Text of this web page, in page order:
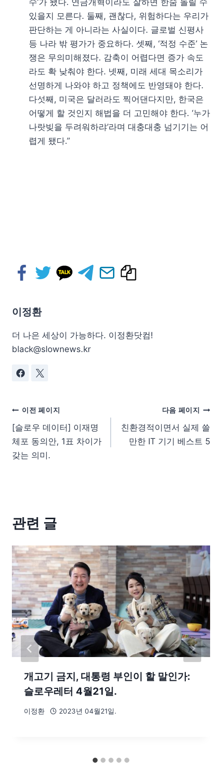
있을지 모른다. 둘째, 괜찮다, 위험하다는 우리가
판단하는 게 아니라는 사실이다. 글로벌 신평사
등 나라 밖 평가가 중요하다. 셋째, ‘적정 수준’ 논
쟁은 무의미해졌다. 감축이 어렵다면 증가 속도
라도 확 낮춰야 한다. 넷째, 미래 세대 목소리가
선명하게 나와야 하고 정책에도 반영돼야 한다.
다섯째, 미국은 달러라도 찍어댄다지만, 한국은
어떻게 할 것인지 해법을 더 고민해야 한다. ‘누가
나랏빚을 두려워하랴’라며 대충대충 넘기기는 어
렵게 됐다.”
이정환
더 나은 세상이 가능하다. 이정환닷컴!
black@slownews.kr
이전 페이지
[슬로우 데이터] 이재명
체포 동의안, 1표 차이가
갖는 의미.
다음 페이지
친환경적이면서 실제 쓸
만한 IT 기기 베스트 5
관련 글
개고기 금지, 대통령 부인이 할 말인가:
슬로우레터 4월21일.
이정환 2023년 04월21일.